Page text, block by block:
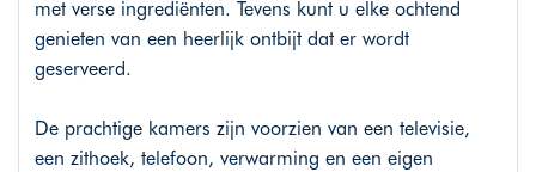
met verse ingrediënten. Tevens kunt u elke ochtend
genieten van een heerlijk ontbijt dat er wordt
geserveerd.
De prachtige kamers zijn voorzien van een televisie,
een zithoek, telefoon, verwarming en een eigen